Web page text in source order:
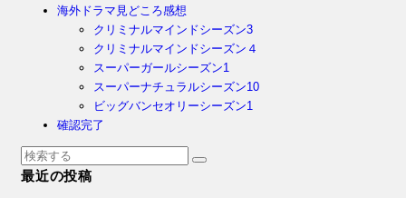
海外ドラマ見どころ感想
クリミナルマインドシーズン3
クリミナルマインドシーズン４
スーパーガールシーズン1
スーパーナチュラルシーズン10
ビッグバンセオリーシーズン1
確認完了
最近の投稿